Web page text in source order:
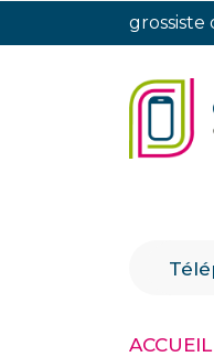
grossiste
ACCUEIL